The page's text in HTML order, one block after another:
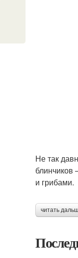
Не так
блинчиков
и грибами.
читать